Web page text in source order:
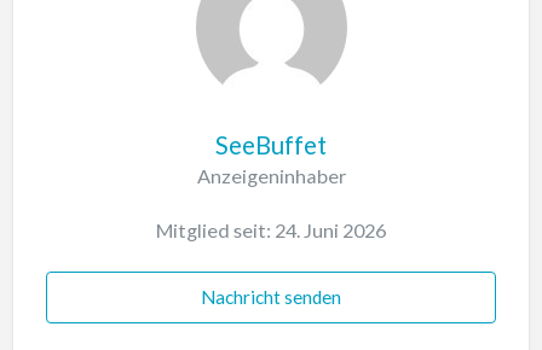
SeeBuffet
Anzeigeninhaber
Mitglied seit: 24. Juni 2026
Nachricht senden